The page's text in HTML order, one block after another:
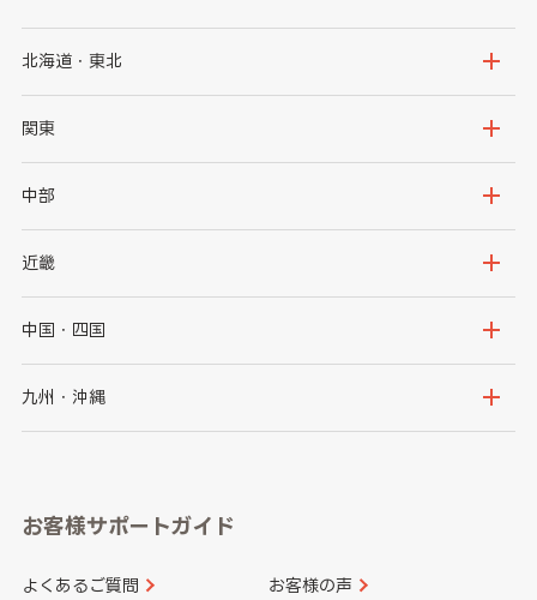
北海道・東北
北海道
岩手県
秋田県
関東
茨城県
群馬県
千葉県
中部
新潟県
石川県
山梨県
愛知県
近畿
大阪府
京都府
和歌山県
中国・四国
鳥取県
山口県
香川県 愛媛県
九州・沖縄
長崎県
大分県 宮崎県
お客様サポートガイド
よくあるご質問 お客様の声